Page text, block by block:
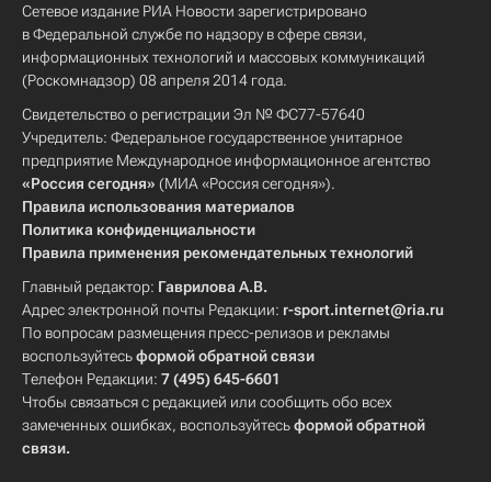
Сетевое издание РИА Новости зарегистрировано
в Федеральной службе по надзору в сфере связи,
информационных технологий и массовых коммуникаций
(Роскомнадзор) 08 апреля 2014 года.
Свидетельство о регистрации Эл № ФС77-57640
Учредитель: Федеральное государственное унитарное
предприятие Международное информационное агентство
«Россия сегодня» (МИА «Россия сегодня»).
Правила использования материалов
Политика конфиденциальности
Правила применения рекомендательных технологий
Главный редактор: Гаврилова А.В.
Адрес электронной почты Редакции: r-sport.internet@ria.ru
По вопросам размещения пресс-релизов и рекламы
воспользуйтесьформой обратной связи
Телефон Редакции: 7 (495) 645-6601
Чтобы связаться с редакцией или сообщить обо всех
замеченных ошибках, воспользуйтесьформой обратной
связи.